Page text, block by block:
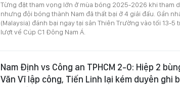
Từng đặt tham vọng lớn ở mùa bóng 2025-2026 khi tham
nhưng đội bóng thành Nam đã thất bại ở 4 giải đấu. Gần
(Malaysia) đánh bại ngay tại sân Thiên Trường vào tối 13-5
lượt về Cúp C1 Đông Nam Á.
Nam Định vs Công an TPHCM 2-0: Hiệp 2
Văn Vĩ lập công, Tiến Linh lại kém duyên ghi